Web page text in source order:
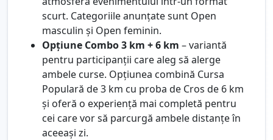
scurt. Categoriile anunțate sunt Open
masculin și Open feminin.
Opțiune Combo 3 km + 6 km – variantă
pentru participanții care aleg să alerge
ambele curse. Opțiunea combină Cursa
Populară de 3 km cu proba de Cros de 6 km
și oferă o experiență mai completă pentru
cei care vor să parcurgă ambele distanțe în
aceeași zi.